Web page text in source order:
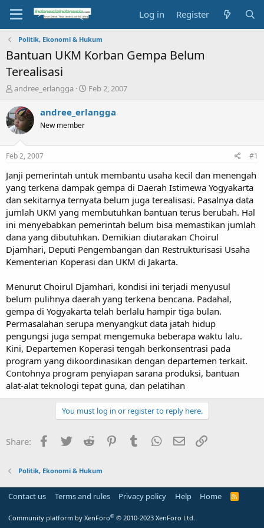
Log in Register
Politik, Ekonomi & Hukum
Bantuan UKM Korban Gempa Belum
Terealisasi
T
r
e
a
s
t
a
t
e
r
andree_erlangga
S
a
e
Feb 2, 2007
andree_erlangga
New member
Feb 2, 2007 #1
Janji pemerintah untuk membantu usaha kecil dan menengah
yang terkena dampak gempa di Daerah Istimewa Yogyakarta
dan sekitarnya ternyata belum juga terealisasi. Pasalnya data
jumlah UKM yang membutuhkan bantuan terus berubah. Hal
ini menyebabkan pemerintah belum bisa memastikan jumlah
dana yang dibutuhkan. Demikian diutarakan Choirul
Djamhari, Deputi Pengembangan dan Restrukturisasi Usaha
Kementerian Koperasi dan UKM di Jakarta.
Menurut Choirul Djamhari, kondisi ini terjadi menyusul
belum pulihnya daerah yang terkena bencana. Padahal,
gempa di Yogyakarta telah berlalu hampir tiga bulan.
Permasalahan serupa menyangkut data jatah hidup
pengungsi juga sempat mengemuka beberapa waktu lalu.
Kini, Departemen Koperasi tengah berkonsentrasi pada
program yang dikoordinasikan dengan departemen terkait.
Contohnya program penyiapan sarana produksi, bantuan
alat-alat teknologi tepat guna, dan pelatihan
You must log in or register to reply here.
Share: Facebook
Twitter Reddit PinterestTumblr WhatsApp
Email
Politik, Ekonomi & Hukum
Contact us Terms and rules Privacy policy Help Home
R
Community platform by XenForo® © 2010-2023 XenForo Ltd.